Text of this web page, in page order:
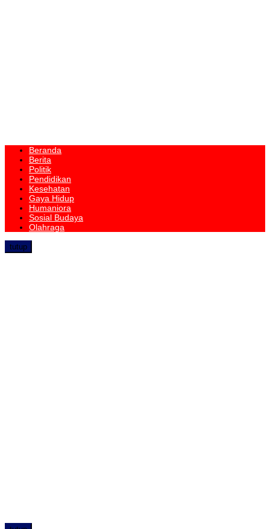
Beranda
Berita
Politik
Pendidikan
Kesehatan
Gaya Hidup
Humaniora
Sosial Budaya
Olahraga
tutup